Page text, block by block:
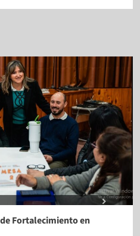
Fortalecimiento en